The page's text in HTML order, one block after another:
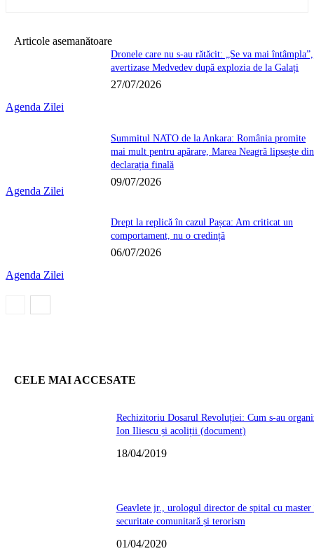
Articole asemanătoare
Agenda Zilei
Dronele care nu s-au rătăcit: „Se va mai întâmpla”,
avertizase Medvedev după explozia de la Galați
27/07/2026
Agenda Zilei
Summitul NATO de la Ankara: România promite
mai mult pentru apărare, Marea Neagră lipsește din
declarația finală
09/07/2026
Agenda Zilei
Drept la replică în cazul Pașca: Am criticat un
comportament, nu o credință
06/07/2026
CELE MAI ACCESATE
Rechizitoriu Dosarul Revoluției: Cum s-au
Ion Iliescu și acoliții (document)
18/04/2019
Geavlete jr., urologul director de spital cu master
securitate comunitară și terorism
01/04/2020